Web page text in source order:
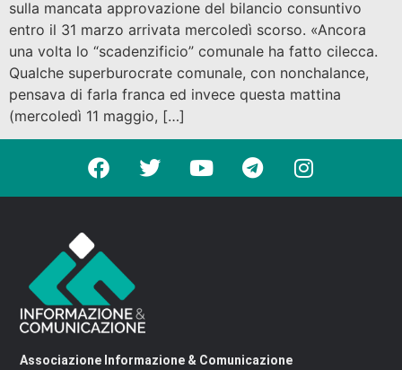
sulla mancata approvazione del bilancio consuntivo
entro il 31 marzo arrivata mercoledì scorso. «Ancora
una volta lo “scadenzificio” comunale ha fatto cilecca.
Qualche superburocrate comunale, con nonchalance,
pensava di farla franca ed invece questa mattina
(mercoledì 11 maggio, […]
Associazione Informazione & Comunicazione